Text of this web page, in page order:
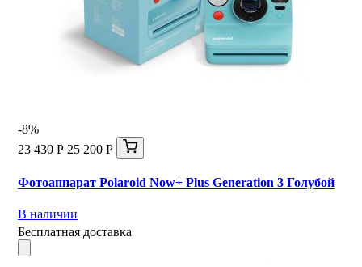
-8%
23 430 Р 25 200 Р
Фотоаппарат Polaroid Now+ Plus Generation 3 Голубой
В наличии
Бесплатная доставка